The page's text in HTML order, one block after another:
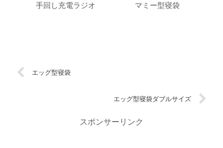
手回し充電ラジオ マミー型寝袋
エッグ型寝袋
エッグ型寝袋ダブルサイズ
スポンサーリンク